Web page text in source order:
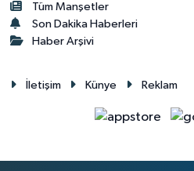
Tüm Manşetler
Son Dakika Haberleri
Haber Arşivi
İletişim Künye Reklam